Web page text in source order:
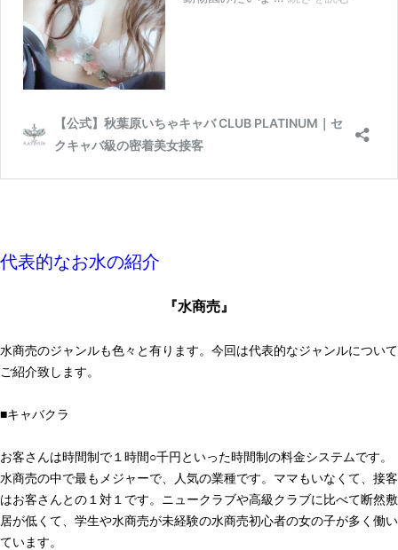
代表的なお水の紹介
『水商売』
水商売のジャンルも色々と有ります。今回は代表的なジャンルについて
ご紹介致します。
■キャバクラ
お客さんは時間制で１時間○千円といった時間制の料金システムです。
水商売の中で最もメジャーで、人気の業種です。ママもいなくて、接客
はお客さんとの１対１です。ニュークラブや高級クラブに比べて断然敷
居が低くて、学生や水商売が未経験の水商売初心者の女の子が多く働い
ています。